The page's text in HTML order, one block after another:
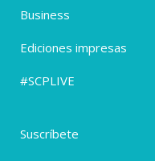
Business
Ediciones impresas
#SCPLIVE
Suscríbete